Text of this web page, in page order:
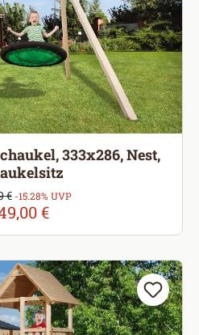
333x286, Nest,
€
Preis:
€ -15.28% UVP